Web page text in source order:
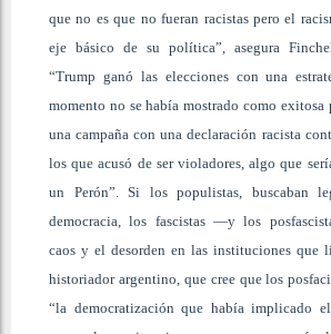
que no es que no fueran racistas pero el
eje básico de su política”, asegura
“Trump ganó las elecciones con una
momento no se había mostrado como exitosa
una campaña con una declaración racista
los que acusó de ser violadores, algo que
un Perón”. Si los populistas, buscaban
democracia, los fascistas —y los
caos y el desorden en las instituciones que
historiador argentino, que cree que los
“la democratización que había implicado